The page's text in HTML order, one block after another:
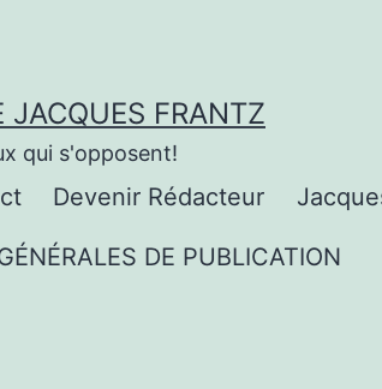
JACQUES FRANTZ
qui s'opposent!
Devenir Rédacteur
DE PUBLICATION